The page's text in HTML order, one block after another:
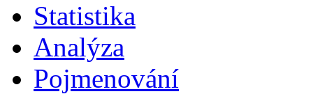
Statistika
Analýza
Pojmenování